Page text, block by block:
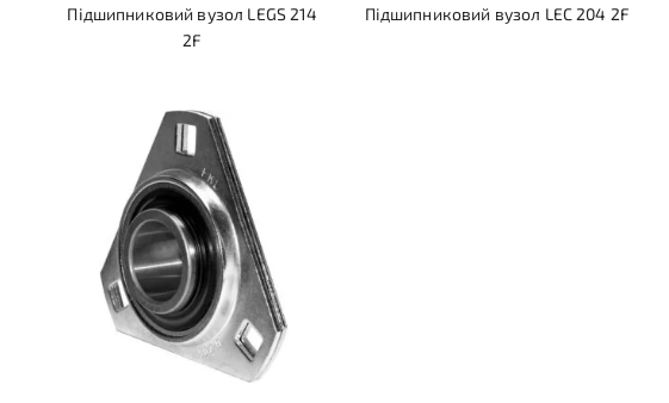
Підшипниковий вузол LEGS 214
2F
Підшипниковий вузол LEC 204 2F